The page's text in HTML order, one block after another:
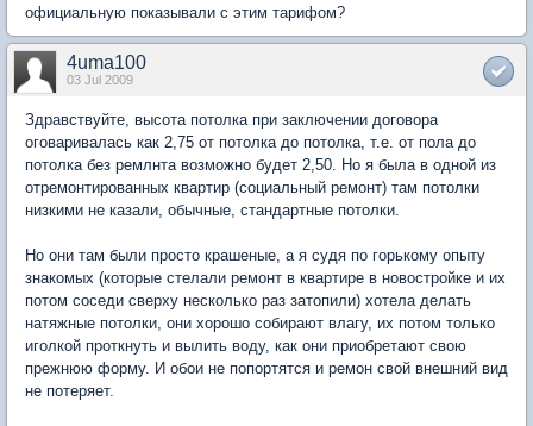
официальную показывали с этим тарифом?
4uma100
03 Jul 2009
Здравствуйте, высота потолка при заключении договора
оговаривалась как 2,75 от потолка до потолка, т.е. от пола до
потолка без ремлнта возможно будет 2,50. Но я была в одной из
отремонтированных квартир (социальный ремонт) там потолки
низкими не казали, обычные, стандартные потолки.
Но они там были просто крашеные, а я судя по горькому опыту
знакомых (которые стелали ремонт в квартире в новостройке и их
потом соседи сверху несколько раз затопили) хотела делать
натяжные потолки, они хорошо собирают влагу, их потом только
иголкой проткнуть и вылить воду, как они приобретают свою
прежнюю форму. И обои не попортятся и ремон свой внешний вид
не потеряет.